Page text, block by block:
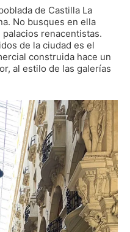
de Castilla La
No busques en ella
renacentistas.
de la ciudad es el
construida hace un
al estilo de las galerías